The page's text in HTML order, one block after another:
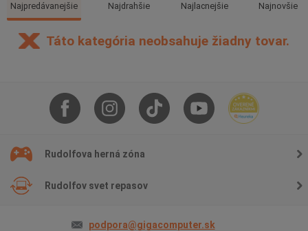
Najpredávanejšie Najdrahšie Najlacnejšie Najnovšie
Táto kategória neobsahuje žiadny tovar.
Rudolfova herná zóna
Rudolfov svet repasov
podpora@gigacomputer.sk